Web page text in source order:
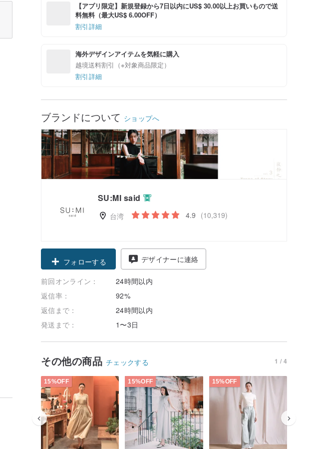
【アプリ限定】新規登録から7日以内にUS$ 30.00以上お買いもので送
料無料（最大US$ 6.00OFF）
割引詳細
海外デザインアイテムを気軽に購入
越境送料割引（※対象商品限定）
割引詳細
ブランドについて ショップへ
SU:MI said
台湾 4.9 (10,319)
クーポン取得
フォローする
デザイナーに連絡
前回オンライン：
24時間以内
返信率：
92%
返信まで：
24時間以内
発送まで：
1〜3日
その他の商品 チェックする 1 / 4
15%OFF 15%OFF 15%OFF